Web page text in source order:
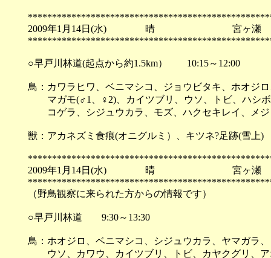
2009年1月14日(水) 晴 宮ヶ瀬
○早戸川林道(起点から約1.5km） 10:15～12:00
鳥：カワラヒワ、ベニマシコ、ジョウビタキ、ホオジ
マガモ(♂1、♀2)、カイツブリ、ウソ、トビ、ハシボ
コゲラ、シジュウカラ、モズ、ハクセキレイ、メジ
獣：アカネズミ食痕(オニグルミ）、キツネ?足跡(雪上)
2009年1月14日(水) 晴 宮ヶ瀬
（野鳥観察に来られた方からの情報です）
○早戸川林道 9:30～13:30
鳥：ホオジロ、ベニマシコ、シジュウカラ、ヤマガラ
ウソ、カワウ、カイツブリ、トビ、カヤクグリ、ア